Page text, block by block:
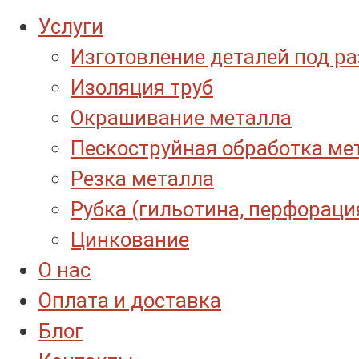
Услуги
Изготовление деталей под
Изоляция труб
Окрашивание металла
Пескоструйная обработка
Резка металла
Рубка (гильотина,
Цинкование
О нас
Оплата и доставка
Блог